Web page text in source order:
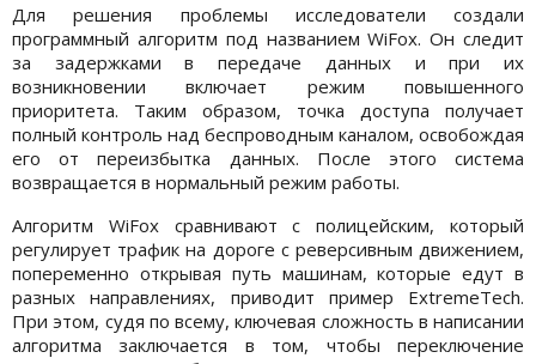
Для решения проблемы исследователи создали
программный алгоритм под названием WiFox. Он следит
за задержками в передаче данных и при их
возникновении включает режим повышенного
приоритета. Таким образом, точка доступа получает
полный контроль над беспроводным каналом, освобождая
его от переизбытка данных. После этого система
возвращается в нормальный режим работы.
Алгоритм WiFox сравнивают с полицейским, который
регулирует трафик на дороге с реверсивным движением,
попеременно открывая путь машинам, которые едут в
разных направлениях, приводит пример ExtremeTech.
При этом, судя по всему, ключевая сложность в написании
алгоритма заключается в том, чтобы переключение